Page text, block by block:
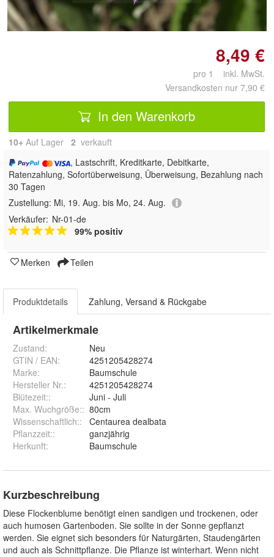
8,49 €
pro 1 inkl. MwSt.
Versandkosten nur 7,90 €
In den Warenkorb
10+ Auf Lager 2 verkauft
, Lastschrift, Kreditkarte, Debitkarte,
Ratenzahlung, Sofortüberweisung, Überweisung, Bezahlung nach
30 Tagen
Zustellung: Mi, 19. Aug. bis Mo, 24. Aug.
Verkäufer: Nr-01-de
99% positiv
Merken Teilen
Produktdetails Zahlung, Versand & Rückgabe
Artikelmerkmale
Zustand:
Neu
GTIN / EAN:
4251205428274
Marke:
Baumschule
Hersteller Nr.:
4251205428274
Blütezeit::
Juni - Juli
Max. Wuchgröße:: 80cm
Wissenschaftlich::
Centaurea dealbata
Pflanzzeit::
ganzjährig
Herkunft: Baumschule
Kurzbeschreibung
Diese Flockenblume benötigt einen sandigen und trockenen, oder
auch humosen Gartenboden. Sie sollte in der Sonne gepflanzt
werden. Sie eignet sich besonders für Naturgärten, Staudengärten
und auch als Schnittpflanze. Die Pflanze ist winterhart. Wenn nicht